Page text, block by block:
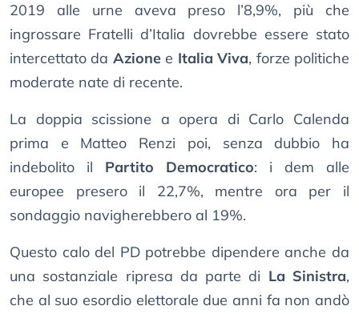
2019 alle urne aveva preso l’8,9%, più che
ingrossare Fratelli d’Italia dovrebbe essere stato
intercettato da Azionee Italia Viva, forze politiche
moderate nate di recente.
La doppia scissione a opera di Carlo Calenda
prima e Matteo Renzi poi, senza dubbio ha
indebolito il Partito Democratico: i dem alle
europee presero il 22,7%, mentre ora per il
sondaggio navigherebbero al 19%.
Questo calo del PD potrebbe dipendere anche da
una sostanziale ripresa da parte di La Sinistra,
che al suo esordio elettorale due anni fa non andò